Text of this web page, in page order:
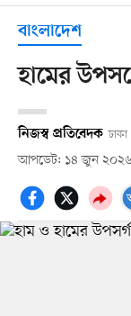
বাংলাদেশ
হামের
নিজস্ব প্রতিবেদক ঢাকা
আপডেট: ১৪ জুন